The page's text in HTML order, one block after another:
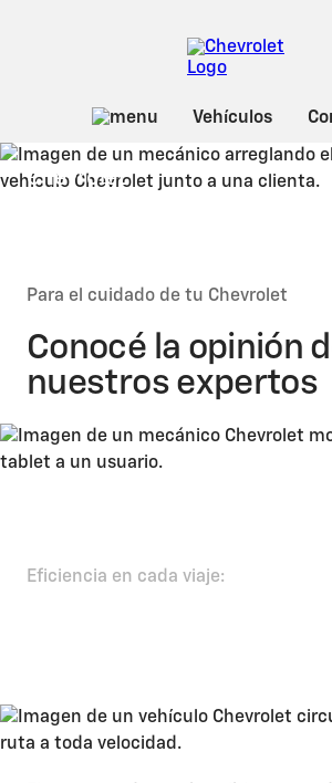
Chevrolet
Para el cuidado de tu Chevrolet
Conocé la opinión
nuestros expertos​
Eficiencia en cada viaje:​